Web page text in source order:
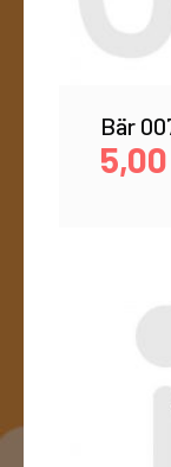
Bär
5,00